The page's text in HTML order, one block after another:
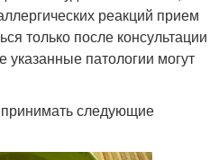
реакций прием
только после консультации
указанные патологии могут
принимать следующие